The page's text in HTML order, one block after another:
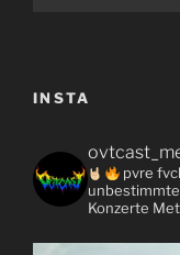
INSTA
pvre
unbestimmte
Konzerte